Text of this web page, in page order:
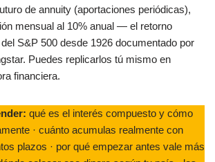
de annuity (aportaciones periódicas),
mensual al 10% anual — el retorno
S&P 500 desde 1926 documentado por
Puedes replicarlos tú mismo en
financiera.
qué es el interés compuesto y cómo
· cuánto acumulas realmente con
plazos · por qué empezar antes vale más